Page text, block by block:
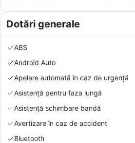
Dotări generale
ABS
Android Auto
Apelare automată în caz de urgență
Asistență pentru faza lungă
Asistență schimbare bandă
Avertizare în caz de accident
Bluetooth